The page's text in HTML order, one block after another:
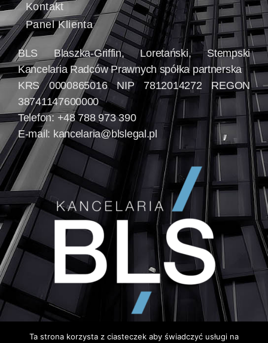
Kontakt
Panel Klienta
BLS Blaszka-Griffin, Loretański, Stempski
Kancelaria Radców Prawnych spółka partnerska
KRS 0000865016 NIP 7812014272 REGON
38741147600000
Telefon: +48 788 973 390
E-mail: kancelaria@blslegal.pl
Ta strona korzysta z ciasteczek aby świadczyć usługi na